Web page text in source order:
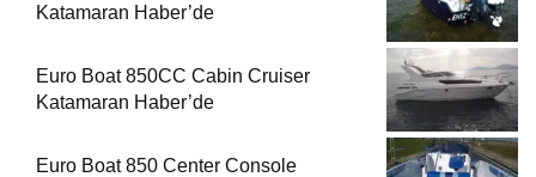
Katamaran Haber’de
Euro Boat 850CC Cabin Cruiser
Katamaran Haber’de
Euro Boat 850 Center Console